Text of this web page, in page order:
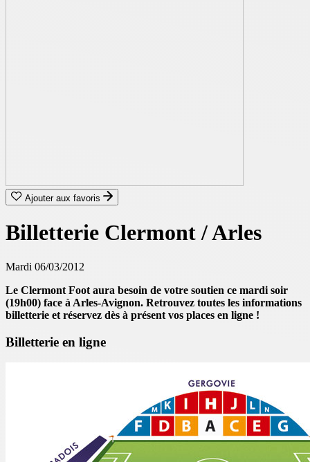
Ajouter aux favoris
Billetterie Clermont / Arles
Mardi 06/03/2012
Le Clermont Foot aura besoin de votre soutien ce mardi soir
(19h00) face à Arles-Avignon. Retrouvez toutes les informations
billetterie et réservez dès à présent vos places en ligne !
Billetterie en ligne